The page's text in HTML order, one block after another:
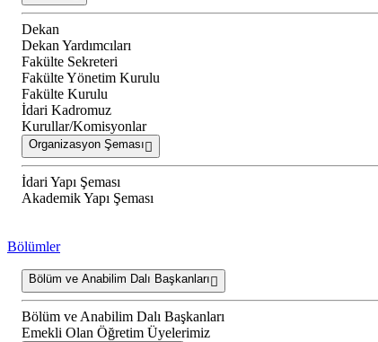
Dekan
Dekan Yardımcıları
Fakülte Sekreteri
Fakülte Yönetim Kurulu
Fakülte Kurulu
İdari Kadromuz
Kurullar/Komisyonlar
Organizasyon Şeması
İdari Yapı Şeması
Akademik Yapı Şeması
Bölümler
Bölüm ve Anabilim Dalı Başkanları
Bölüm ve Anabilim Dalı Başkanları
Emekli Olan Öğretim Üyelerimiz